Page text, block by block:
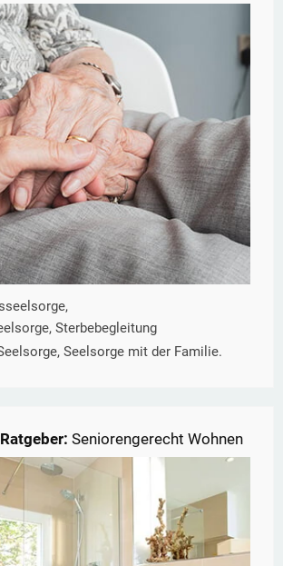
Sterbebegleitung
Seelsorge mit der Familie.
Seniorengerecht Wohnen